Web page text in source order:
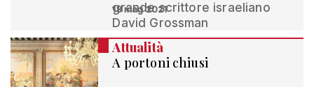
grande scrittore israeliano
David Grossman
18 mag 2021
Attualità
A portoni chiusi